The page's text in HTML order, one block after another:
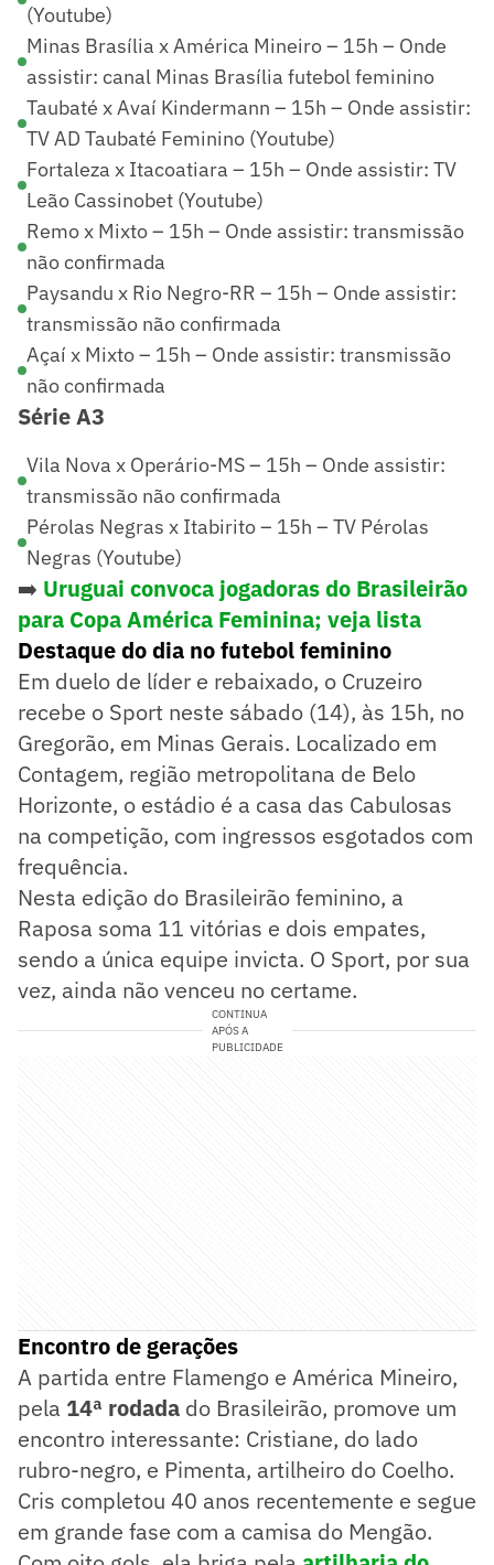
(Youtube)
Minas Brasília x América Mineiro – 15h – Onde
assistir: canal Minas Brasília futebol feminino
Taubaté x Avaí Kindermann – 15h – Onde assistir:
TV AD Taubaté Feminino (Youtube)
Fortaleza x Itacoatiara – 15h – Onde assistir: TV
Leão Cassinobet (Youtube)
Remo x Mixto – 15h – Onde assistir: transmissão
não confirmada
Paysandu x Rio Negro-RR – 15h – Onde assistir:
transmissão não confirmada
Açaí x Mixto – 15h – Onde assistir: transmissão
não confirmada
Série A3
Vila Nova x Operário-MS – 15h – Onde assistir:
transmissão não confirmada
Pérolas Negras x Itabirito – 15h – TV Pérolas
Negras (Youtube)
➡️ Uruguai convoca jogadoras do Brasileirão
para Copa América Feminina; veja lista
Destaque do dia no futebol feminino
Em duelo de líder e rebaixado, o Cruzeiro
recebe o Sport neste sábado (14), às 15h, no
Gregorão, em Minas Gerais. Localizado em
Contagem, região metropolitana de Belo
Horizonte, o estádio é a casa das Cabulosas
na competição, com ingressos esgotados com
frequência.
Nesta edição do Brasileirão feminino, a
Raposa soma 11 vitórias e dois empates,
sendo a única equipe invicta. O Sport, por sua
vez, ainda não venceu no certame.
CONTINUA
APÓS A
PUBLICIDADE
Encontro de gerações
A partida entre Flamengo e América Mineiro,
pela 14ª rodada do Brasileirão, promove um
encontro interessante: Cristiane, do lado
rubro-negro, e Pimenta, artilheiro do Coelho.
Cris completou 40 anos recentemente e segue
em grande fase com a camisa do Mengão.